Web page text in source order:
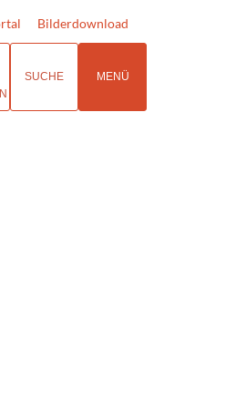
Bilderdownload
SUCHE MENÜ